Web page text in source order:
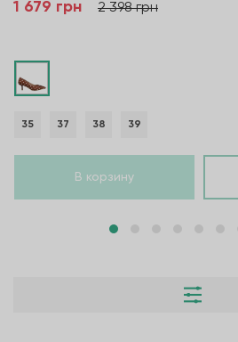
1 679 грн
2 398 грн
35 37 38 39
В корзину